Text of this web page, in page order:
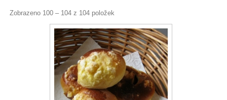
Zobrazeno 100 – 104 z 104 položek